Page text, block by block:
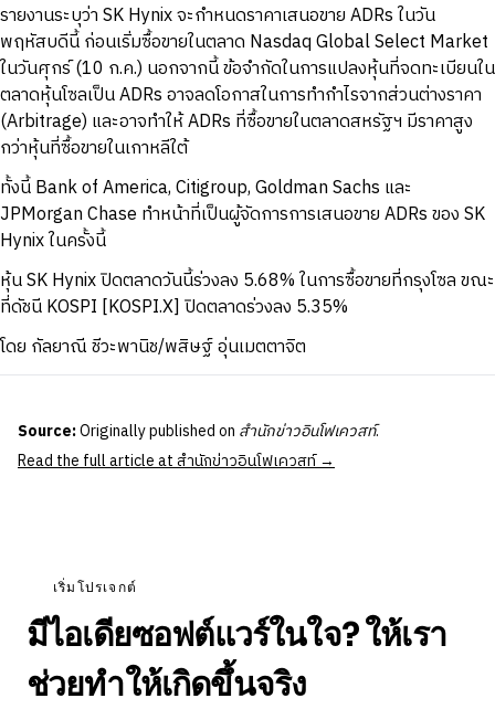
รายงานระบุว่า SK Hynix จะกำหนดราคาเสนอขาย ADRs ในวัน
พฤหัสบดีนี้ ก่อนเริ่มซื้อขายในตลาด Nasdaq Global Select Market
ในวันศุกร์ (10 ก.ค.) นอกจากนี้ ข้อจำกัดในการแปลงหุ้นที่จดทะเบียนใน
ตลาดหุ้นโซลเป็น ADRs อาจลดโอกาสในการทำกำไรจากส่วนต่างราคา
(Arbitrage) และอาจทำให้ ADRs ที่ซื้อขายในตลาดสหรัฐฯ มีราคาสูง
กว่าหุ้นที่ซื้อขายในเกาหลีใต้
ทั้งนี้ Bank of America, Citigroup, Goldman Sachs และ
JPMorgan Chase ทำหน้าที่เป็นผู้จัดการการเสนอขาย ADRs ของ SK
Hynix ในครั้งนี้
หุ้น SK Hynix ปิดตลาดวันนี้ร่วงลง 5.68% ในการซื้อขายที่กรุงโซล ขณะ
ที่ดัชนี KOSPI [KOSPI.X] ปิดตลาดร่วงลง 5.35%
โดย กัลยาณี ชีวะพานิช/พสิษฐ์ อุ่นเมตตาจิต
Source:Originally published on สำนักข่าวอินโฟเควสท์.
Read the full article at สำนักข่าวอินโฟเควสท์ →
เริ่มโปรเจกต์
มีไอเดียซอฟต์แวร์ในใจ? ให้เรา
ช่วยทำให้เกิดขึ้นจริง